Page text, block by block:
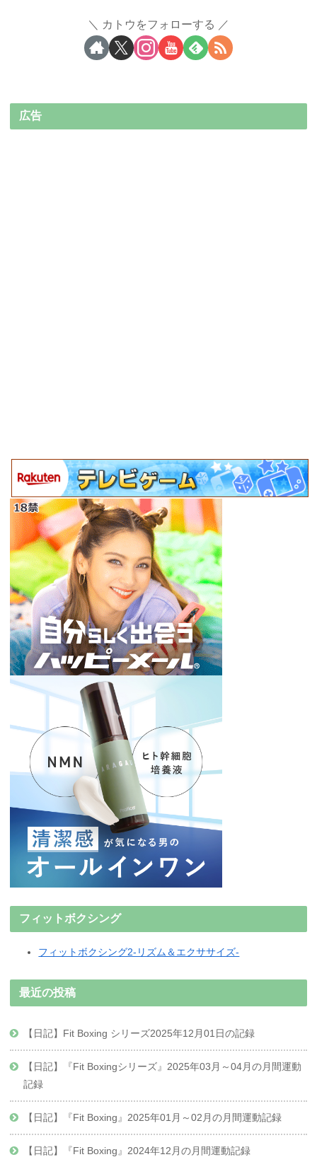
カトウをフォローする
広告
フィットボクシング
フィットボクシング2-リズム＆エクササイズ-
最近の投稿
【日記】Fit Boxing シリーズ2025年12月01日の記録
【日記】『Fit Boxingシリーズ』2025年03月～04月の月間運動
記録
【日記】『Fit Boxing』2025年01月～02月の月間運動記録
【日記】『Fit Boxing』2024年12月の月間運動記録